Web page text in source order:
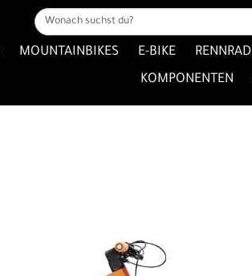
MOUNTAINBIKES E-BIKE RENNRAD
KOMPONENTEN